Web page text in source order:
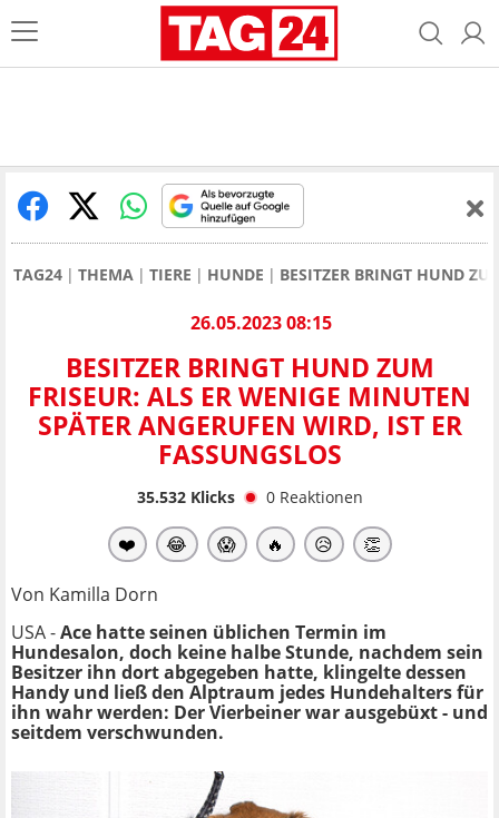
TAG24 THEMA TIERE HUNDE BESITZER BRINGT HUND
26.05.2023 08:15
BESITZER BRINGT HUND ZUM
FRISEUR: ALS ER WENIGE MINUTEN
SPÄTER ANGERUFEN WIRD, IST ER
FASSUNGSLOS
35.532Klicks 0 Reaktionen
❤️ 😂 😱 🔥 😥 👏
Von Kamilla Dorn
USA -Ace hatte seinen üblichen Termin im
Hundesalon, doch keine halbe Stunde, nachdem sein
Besitzer ihn dort abgegeben hatte, klingelte dessen
Handy und ließ den Alptraum jedes Hundehalters für
ihn wahr werden: Der Vierbeiner war ausgebüxt - und
seitdem verschwunden.